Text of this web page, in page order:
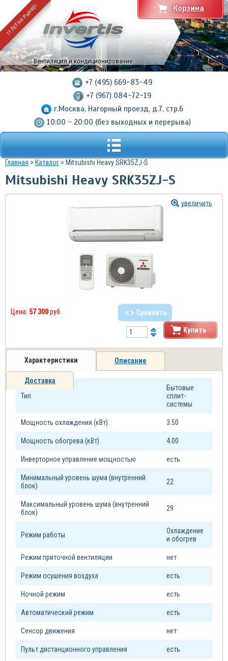
11 ЛЕТ НА РЫНКЕ!
Вентиляция и кондиционирование
+7 (495) 669-83-49
+7 (967) 084-72-19
г.Москва, Нагорный проезд, д.7, стр.6
10:00 - 20:00 (без выходных и перерыва)
Корзина
Главная > Каталог > Mitsubishi Heavy SRK35ZJ-S
Mitsubishi Heavy SRK35ZJ-S
увеличить
Цена: 57 300руб. Сравнить
Купить
Характеристики Описание
Доставка
Тип
Бытовые
сплит-
системы
Мощность охлаждения (кВт) 3.50
Мощность обогрева (кВт) 4.00
Инверторное управление мощностью есть
Минимальный уровень шума (внутренний
блок)
22
Максимальный уровень шума (внутренний
блок)
29
Режим работы
Охлаждение
и обогрев
Режим приточной вентиляции нет
Режим осушения воздуха есть
Ночной режим есть
Автоматический режим есть
Сенсор движения нет
Пульт дистанционного управления есть